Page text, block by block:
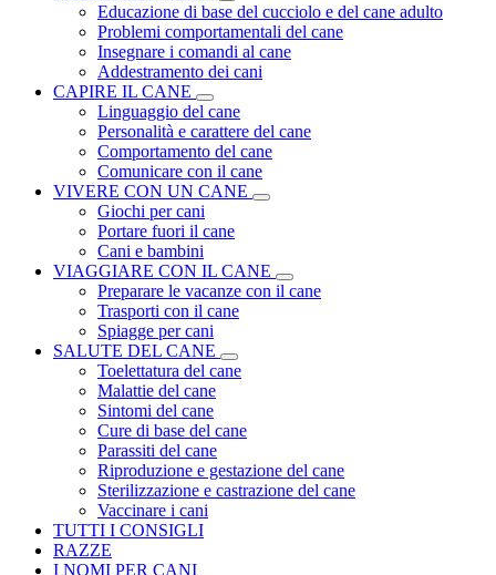
Educazione di base del cucciolo e del cane adulto
Problemi comportamentali del cane
Insegnare i comandi al cane
Addestramento dei cani
CAPIRE IL CANE
Linguaggio del cane
Personalità e carattere del cane
Comportamento del cane
Comunicare con il cane
VIVERE CON UN CANE
Giochi per cani
Portare fuori il cane
Cani e bambini
VIAGGIARE CON IL CANE
Preparare le vacanze con il cane
Trasporti con il cane
Spiagge per cani
SALUTE DEL CANE
Toelettatura del cane
Malattie del cane
Sintomi del cane
Cure di base del cane
Parassiti del cane
Riproduzione e gestazione del cane
Sterilizzazione e castrazione del cane
Vaccinare i cani
TUTTI I CONSIGLI
RAZZE
I NOMI PER CANI